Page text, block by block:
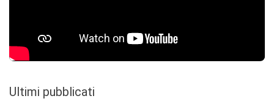
Ultimi pubblicati